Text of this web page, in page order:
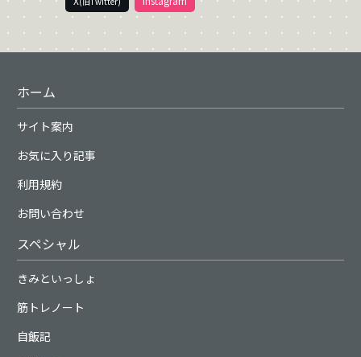
ホーム
サイト案内
お気に入り記事
利用規約
お問い合わせ
スペシャル
きみといっしょ
筋トレノート
自飯記